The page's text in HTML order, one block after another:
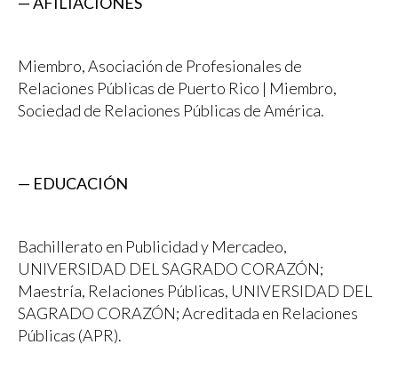
Miembro, Asociación de Profesionales de
Relaciones Públicas de Puerto Rico | Miembro,
Sociedad de Relaciones Públicas de América.
— EDUCACIÓN
Bachillerato en Publicidad y Mercadeo,
UNIVERSIDAD DEL SAGRADO CORAZÓN;
Maestría, Relaciones Públicas, UNIVERSIDAD DEL
SAGRADO CORAZÓN; Acreditada en Relaciones
Públicas (APR).